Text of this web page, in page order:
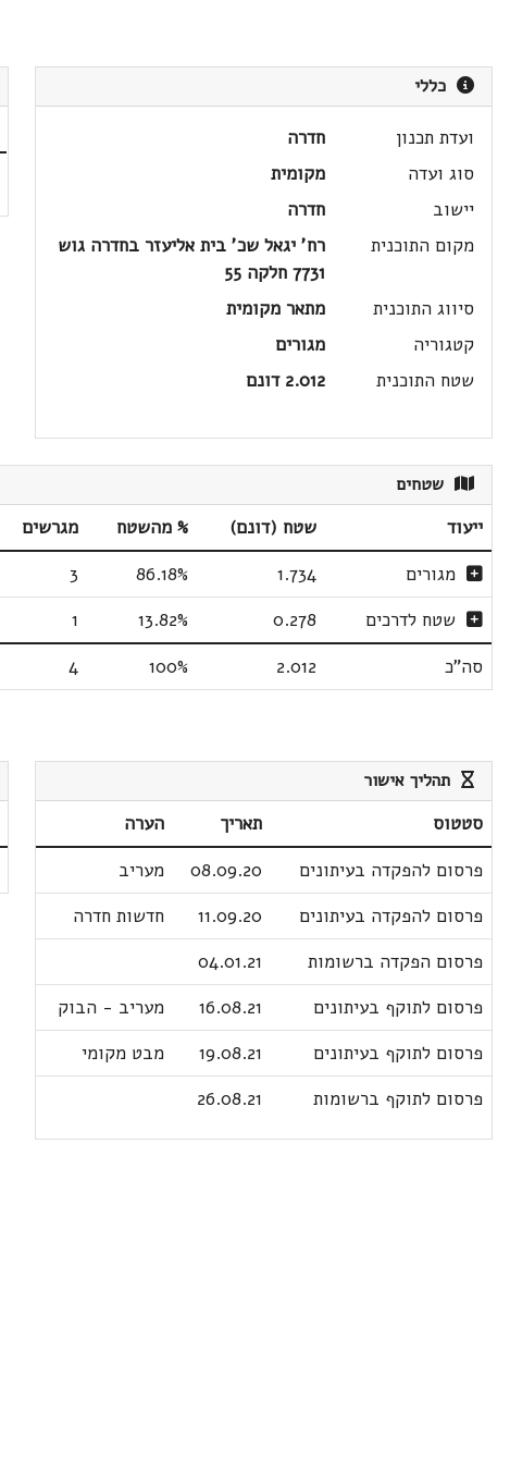
כללי
ועדת תכנון
חדרה
סוג ועדה
מקומית
יישוב
חדרה
מקום התוכנית
רח' יגאל שכ' בית אליעזר בחדרה גוש
7731 חלקה 55
סיווג התוכנית
מתאר מקומית
קטגוריה
מגורים
שטח התוכנית
2.012 דונם
שטחים
ייעוד שטח (דונם) % מהשטח מגרשים
מגורים
1.734
86.18%
3
שטח לדרכים
0.278
13.82%
1
סה"כ
2.012
100%
4
תהליך אישור
סטטוס תאריך
הערה
פרסום להפקדה בעיתונים
08.09.20
מעריב
פרסום להפקדה בעיתונים
11.09.20
חדשות חדרה
פרסום הפקדה ברשומות
04.01.21
פרסום לתוקף בעיתונים
16.08.21
מעריב - הבוק
פרסום לתוקף בעיתונים
19.08.21
מבט מקומי
פרסום לתוקף ברשומות
26.08.21